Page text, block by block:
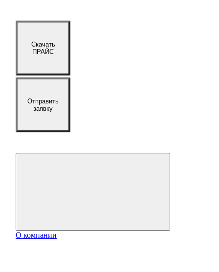
Скачать
ПРАЙС
Отправить
заявку
О компании